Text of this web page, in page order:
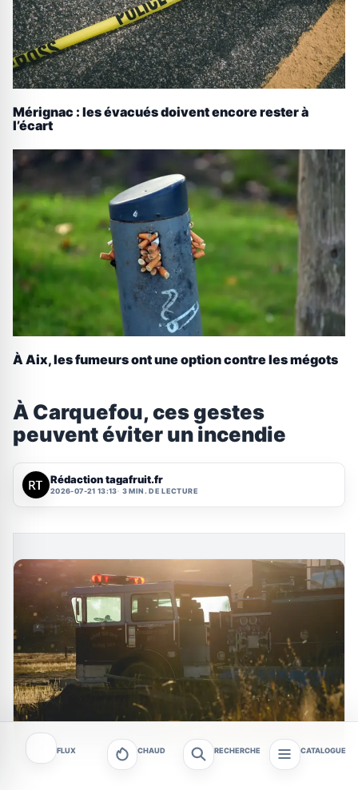
Mérignac : les évacués doivent encore rester à
l’écart
À Aix, les fumeurs ont une option contre les mégots
À Carquefou, ces gestes
peuvent éviter un incendie
Rédaction tagafruit.fr
2026-07-21 13:13 3 MIN. DE LECTURE
FLUX CHAUD RECHERCHE CATALOGUE